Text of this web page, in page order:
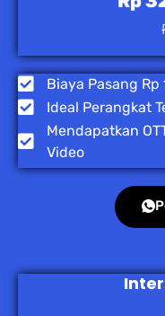
Biaya Pasang Rp
Ideal Perangkat
Mendapatkan
Video